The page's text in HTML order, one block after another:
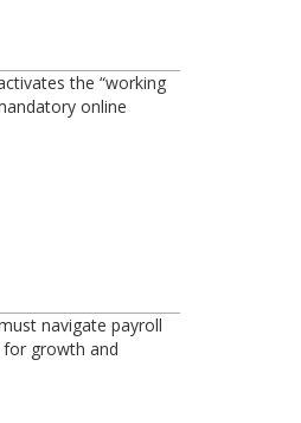
the “working
online
navigate payroll
growth and